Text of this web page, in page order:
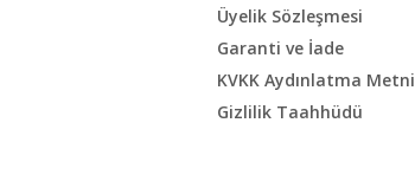
Üyelik Sözleşmesi
Garanti ve İade
KVKK Aydınlatma Metni
Gizlilik Taahhüdü